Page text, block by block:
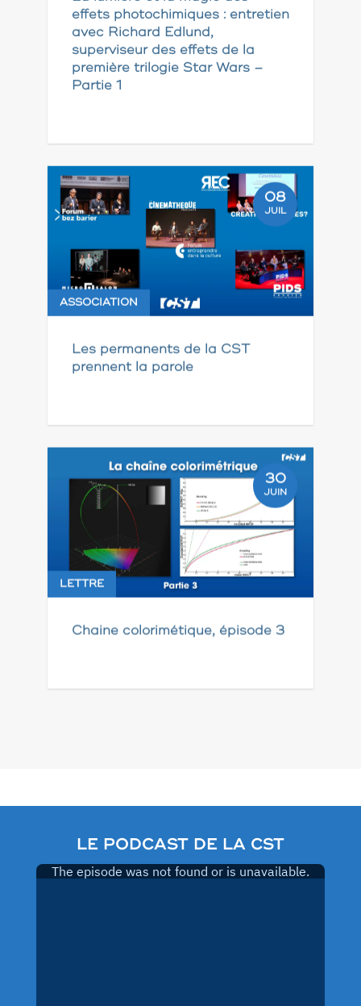
effets photochimiques : entretien
avec Richard Edlund,
superviseur des effets de la
première trilogie Star Wars –
Partie 1
08
JUIL
ASSOCIATION
Les permanents de la CST
prennent la parole
30
JUIN
LETTRE
Chaine colorimétique, épisode 3
LE PODCAST DE LA CST